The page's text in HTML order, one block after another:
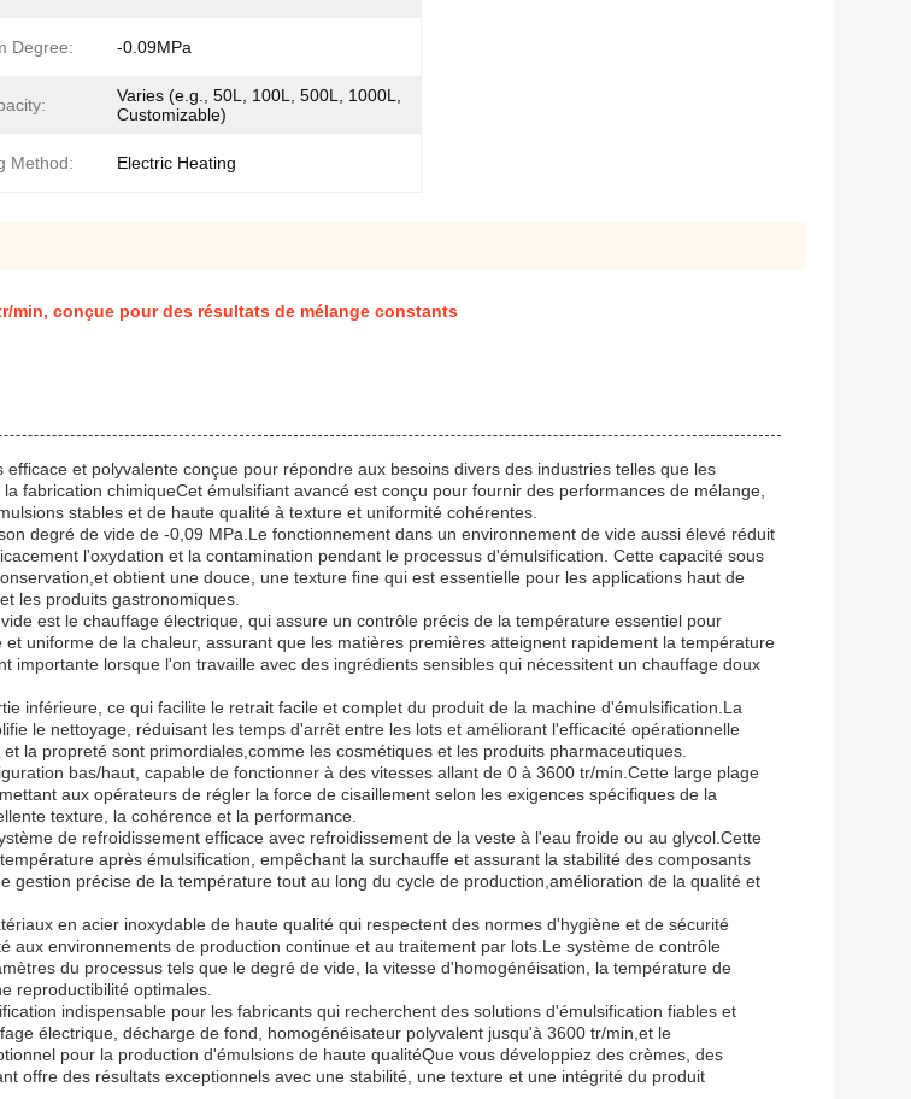
Degree: -0.09MPa
Varies (e.g., 50L, 100L, 500L, 1000L,
Customizable)
Method: Electric Heating
min, conçue pour des résultats de mélange constants
et polyvalente conçue pour répondre aux besoins divers des industries telles que les
fabrication chimiqueCet émulsifiant avancé est conçu pour fournir des performances de mélange,
stables et de haute qualité à texture et uniformité cohérentes.
degré de vide de -0,09 MPa.Le fonctionnement dans un environnement de vide aussi élevé réduit
l'oxydation et la contamination pendant le processus d'émulsification. Cette capacité sous
obtient une douce, une texture fine qui est essentielle pour les applications haut de
les produits gastronomiques.
est le chauffage électrique, qui assure un contrôle précis de la température essentiel pour
uniforme de la chaleur, assurant que les matières premières atteignent rapidement la température
lorsque l'on travaille avec des ingrédients sensibles qui nécessitent un chauffage doux
inférieure, ce qui facilite le retrait facile et complet du produit de la machine d'émulsification.La
le nettoyage, réduisant les temps d'arrêt entre les lots et améliorant l'efficacité opérationnelle
la propreté sont primordiales,comme les cosmétiques et les produits pharmaceutiques.
bas/haut, capable de fonctionner à des vitesses allant de 0 à 3600 tr/min.Cette large plage
aux opérateurs de régler la force de cisaillement selon les exigences spécifiques de la
texture, la cohérence et la performance.
de refroidissement efficace avec refroidissement de la veste à l'eau froide ou au glycol.Cette
après émulsification, empêchant la surchauffe et assurant la stabilité des composants
précise de la température tout au long du cycle de production,amélioration de la qualité et
en acier inoxydable de haute qualité qui respectent des normes d'hygiène et de sécurité
environnements de production continue et au traitement par lots.Le système de contrôle
du processus tels que le degré de vide, la vitesse d'homogénéisation, la température de
reproductibilité optimales.
indispensable pour les fabricants qui recherchent des solutions d'émulsification fiables et
électrique, décharge de fond, homogénéisateur polyvalent jusqu'à 3600 tr/min,et le
pour la production d'émulsions de haute qualitéQue vous développiez des crèmes, des
offre des résultats exceptionnels avec une stabilité, une texture et une intégrité du produit